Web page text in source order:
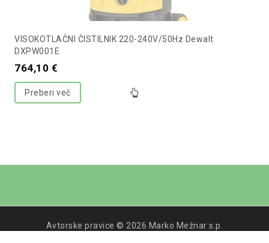
VISOKOTLAČNI ČISTILNIK 220-240V/50Hz Dewalt
DXPW001E
764,10 €
Preberi več
Avtorske pravice © 2026 Marko Mežnar s.p.